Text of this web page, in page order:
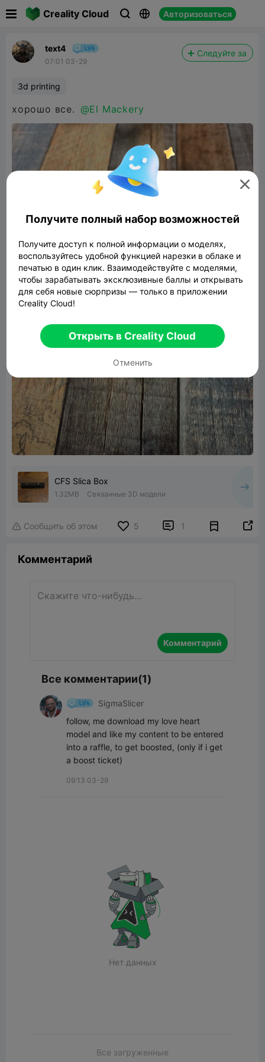
Creality Cloud   Авторизоваться
text4
07:01 03-29
Следуйте за
3d printing
хорошо все. @El Mackery
CFS Slica Box
1.32MB Связанные 3D модели
 Сообщить об этом 5  1 
Комментарий
Комментарий
Все комментарии(1)
SigmaSlicer
follow, me download my love heart
model and like my content to be entered
into a raffle, to get boosted, (only if i get
a boost ticket)
09:13 03-29
Нет данных
Все загруженные

Получите полный набор возможностей
Получите доступ к полной информации о моделях,
воспользуйтесь удобной функцией нарезки в облаке и
печатью в один клик. Взаимодействуйте с моделями,
чтобы зарабатывать эксклюзивные баллы и открывать
для себя новые сюрпризы — только в приложении
Creality Cloud!
Открыть в Creality Cloud
Отменить